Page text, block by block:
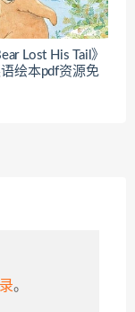
Lost His Tail》
绘本pdf资源免
。